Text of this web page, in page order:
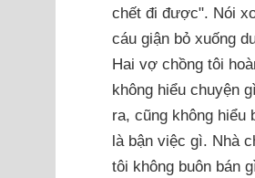
chết đi được". Nói
cáu giận bỏ xuống
Hai vợ chồng tôi
không hiểu chuyện
ra, cũng không hiểu
là bận việc gì. Nhà
tôi không buôn bán